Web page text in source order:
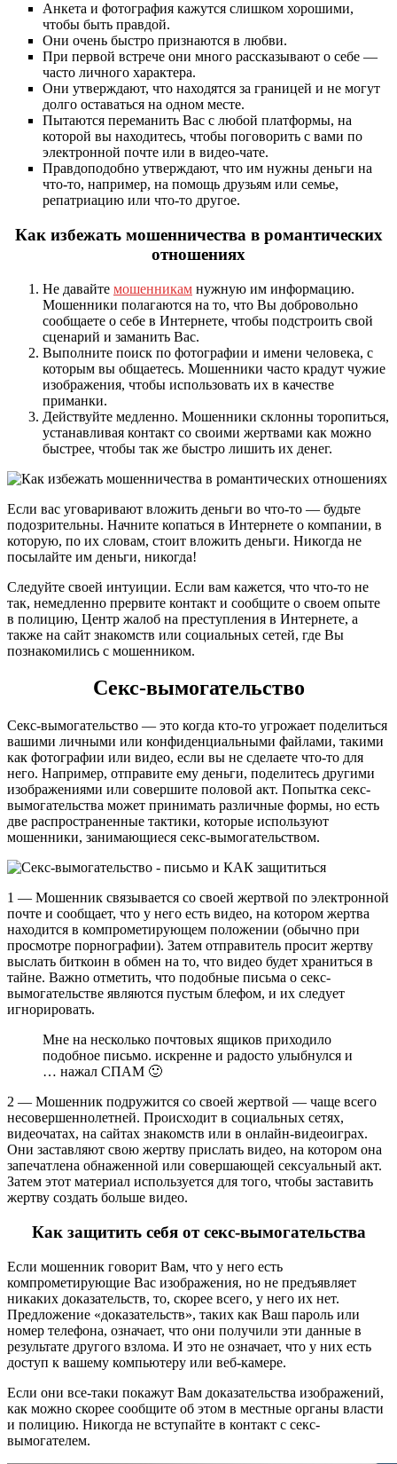
Анкета и фотография кажутся слишком хорошими,
чтобы быть правдой.
Они очень быстро признаются в любви.
При первой встрече они много рассказывают о себе —
часто личного характера.
Они утверждают, что находятся за границей и не могут
долго оставаться на одном месте.
Пытаются переманить Вас с любой платформы, на
которой вы находитесь, чтобы поговорить с вами по
электронной почте или в видео-чате.
Правдоподобно утверждают, что им нужны деньги на
что-то, например, на помощь друзьям или семье,
репатриацию или что-то другое.
Как избежать мошенничества в романтических
отношениях
Не давайте мошенникам нужную им информацию.
Мошенники полагаются на то, что Вы добровольно
сообщаете о себе в Интернете, чтобы подстроить свой
сценарий и заманить Вас.
Выполните поиск по фотографии и имени человека, с
которым вы общаетесь. Мошенники часто крадут чужие
изображения, чтобы использовать их в качестве
приманки.
Действуйте медленно. Мошенники склонны торопиться,
устанавливая контакт со своими жертвами как можно
быстрее, чтобы так же быстро лишить их денег.
Если вас уговаривают вложить деньги во что-то — будьте
подозрительны. Начните копаться в Интернете о компании, в
которую, по их словам, стоит вложить деньги. Никогда не
посылайте им деньги, никогда!
Следуйте своей интуиции. Если вам кажется, что что-то не
так, немедленно прервите контакт и сообщите о своем опыте
в полицию, Центр жалоб на преступления в Интернете, а
также на сайт знакомств или социальных сетей, где Вы
познакомились с мошенником.
Секс-вымогательство
Секс-вымогательство — это когда кто-то угрожает поделиться
вашими личными или конфиденциальными файлами, такими
как фотографии или видео, если вы не сделаете что-то для
него. Например, отправите ему деньги, поделитесь другими
изображениями или совершите половой акт. Попытка секс-
вымогательства может принимать различные формы, но есть
две распространенные тактики, которые используют
мошенники, занимающиеся секс-вымогательством.
1 — Мошенник связывается со своей жертвой по электронной
почте и сообщает, что у него есть видео, на котором жертва
находится в компрометирующем положении (обычно при
просмотре порнографии). Затем отправитель просит жертву
выслать биткоин в обмен на то, что видео будет храниться в
тайне. Важно отметить, что подобные письма о секс-
вымогательстве являются пустым блефом, и их следует
игнорировать.
Мне на несколько почтовых ящиков приходило
подобное письмо. искренне и радосто улыбнулся и
… нажал СПАМ 🙂
2 — Мошенник подружится со своей жертвой — чаще всего
несовершеннолетней. Происходит в социальных сетях,
видеочатах, на сайтах знакомств или в онлайн-видеоиграх.
Они заставляют свою жертву прислать видео, на котором она
запечатлена обнаженной или совершающей сексуальный акт.
Затем этот материал используется для того, чтобы заставить
жертву создать больше видео.
Как защитить себя от секс-вымогательства
Если мошенник говорит Вам, что у него есть
компрометирующие Вас изображения, но не предъявляет
никаких доказательств, то, скорее всего, у него их нет.
Предложение «доказательств», таких как Ваш пароль или
номер телефона, означает, что они получили эти данные в
результате другого взлома. И это не означает, что у них есть
доступ к вашему компьютеру или веб-камере.
Если они все-таки покажут Вам доказательства изображений,
как можно скорее сообщите об этом в местные органы власти
и полицию. Никогда не вступайте в контакт с секс-
вымогателем.